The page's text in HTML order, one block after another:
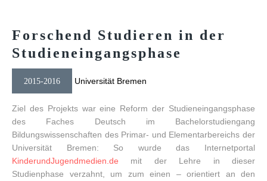
Forschend Studieren in der
Studien­eingangs­phase
2015-2016 Universität Bremen
Ziel des Projekts war eine Reform der Studieneingangsphase
des Faches Deutsch im Bachelorstudiengang
Bildungswissenschaften des Primar- und Elementarbereichs der
Universität Bremen: So wurde das Internetportal
KinderundJugendmedien.de mit der Lehre in dieser
Studienphase verzahnt, um zum einen – orientiert an den